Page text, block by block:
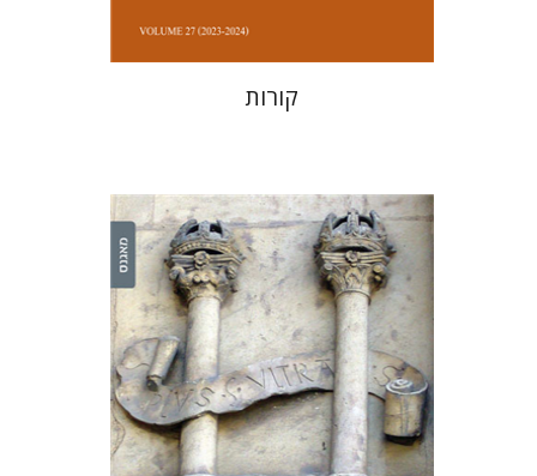
קורות
יהודה ליבס יהודה ליבס
יהודית
וייס
יהודית וייס